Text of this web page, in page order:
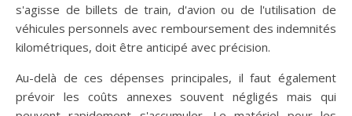
s'agisse de billets de train, d'avion ou de l'utilisation de
véhicules personnels avec remboursement des indemnités
kilométriques, doit être anticipé avec précision.
Au-delà de ces dépenses principales, il faut également
prévoir les coûts annexes souvent négligés mais qui